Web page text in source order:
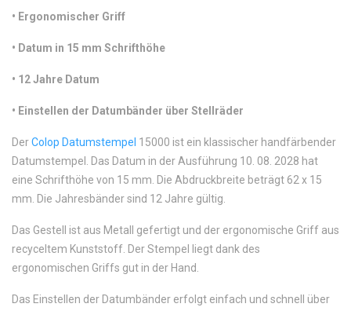
• Ergonomischer Griff
• Datum in 15 mm Schrifthöhe
• 12 Jahre Datum
• Einstellen der Datumbänder über Stellräder
DerColop Datumstempel 15000 ist ein klassischer handfärbender
Datumstempel. Das Datum in der Ausführung 10. 08. 2028 hat
eine Schrifthöhe von 15 mm. Die Abdruckbreite beträgt 62 x 15
mm. Die Jahresbänder sind 12 Jahre gültig.
Das Gestell ist aus Metall gefertigt und der ergonomische Griff aus
recyceltem Kunststoff. Der Stempel liegt dank des
ergonomischen Griffs gut in der Hand.
Das Einstellen der Datumbänder erfolgt einfach und schnell über